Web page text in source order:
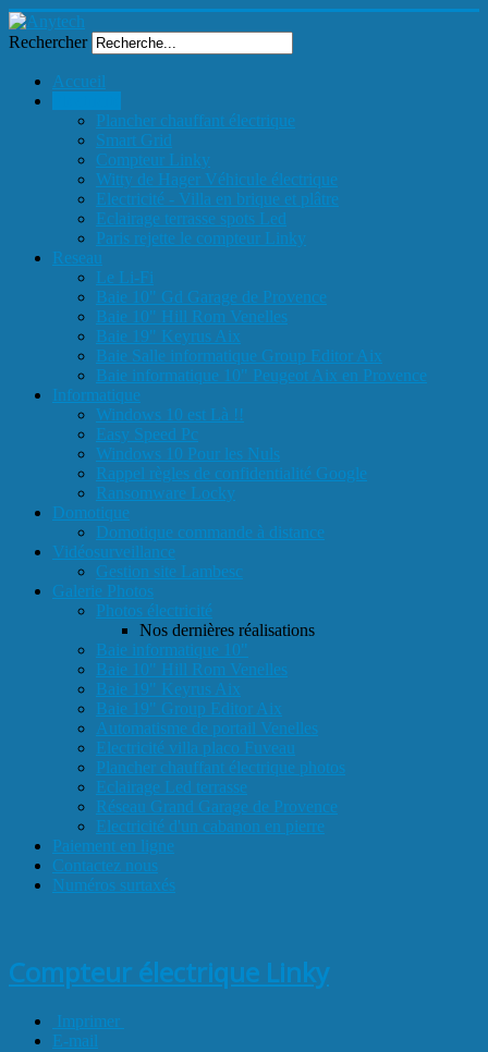
Rechercher
Accueil
Plancher chauffant électrique
Smart Grid
Compteur Linky
Witty de Hager Véhicule électrique
Electricité - Villa en brique et plâtre
Eclairage terrasse spots Led
Paris rejette le compteur Linky
Reseau
Le Li-Fi
Baie 10" Gd Garage de Provence
Baie 10" Hill Rom Venelles
Baie 19" Keyrus Aix
Baie Salle informatique Group Editor Aix
Baie informatique 10" Peugeot Aix en Provence
Informatique
Windows 10 est Là !!
Easy Speed Pc
Windows 10 Pour les Nuls
Rappel règles de confidentialité Google
Ransomware Locky
Domotique
Domotique commande à distance
Vidéosurveillance
Gestion site Lambesc
Galerie Photos
Photos électricité
Nos dernières réalisations
Baie informatique 10"
Baie 10" Hill Rom Venelles
Baie 19" Keyrus Aix
Baie 19" Group Editor Aix
Automatisme de portail Venelles
Electricité villa placo Fuveau
Plancher chauffant électrique photos
Eclairage Led terrasse
Réseau Grand Garage de Provence
Electricité d'un cabanon en pierre
Paiement en ligne
Contactez nous
Numéros surtaxés
Compteur électrique Linky
Imprimer
E-mail